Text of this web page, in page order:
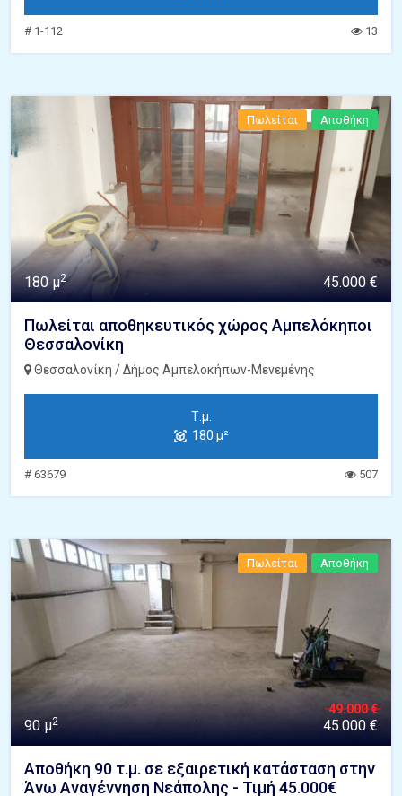
# 1-112 13
Πωλείται Αποθήκη
180 μ2 45.000 €
Πωλείται αποθηκευτικός χώρος Αμπελόκηποι
Θεσσαλονίκη
Θεσσαλονίκη / Δήμος Αμπελοκήπων-Μενεμένης
Τ.μ.
180 μ²
# 63679 507
Πωλείται Αποθήκη
90 μ2
49.000 €
45.000 €
Αποθήκη 90 τ.μ. σε εξαιρετική κατάσταση στην
Άνω Αναγέννηση Νεάπολης - Τιμή 45.000€